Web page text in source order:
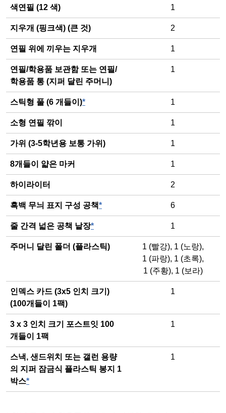
색연필 (12 색) 1
지우개 (핑크색) (큰 것) 2
연필 위에 끼우는 지우개 1
연필/학용품 보관함 또는 연필/
학용품 통 (지퍼 달린 주머니)
1
스틱형 풀 (6 개들이)* 1
소형 연필 깎이 1
가위 (3-5학년용 보통 가위) 1
8개들이 얇은 마커 1
하이라이터 2
흑백 무늬 표지 구성 공책* 6
줄 간격 넓은 공책 낱장* 1
주머니 달린 폴더 (플라스틱) 1 (빨강), 1 (노랑),
1 (파랑), 1 (초록),
1 (주황), 1 (보라)
인덱스 카드 (3x5 인치 크기)
(100개들이 1팩)
1
3 x 3 인치 크기 포스트잇 100
개들이 1팩
1
스낵, 샌드위치 또는 갤런 용량
의 지퍼 잠금식 플라스틱 봉지 1
박스*
1